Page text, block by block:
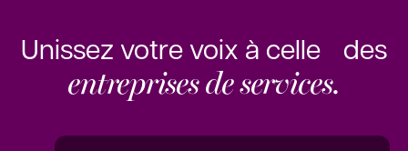
Unissez votre voix à celle des
entreprises de services.